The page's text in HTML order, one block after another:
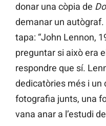
donar una còpia de
demanar un autògraf.
tapa: “John Lennon,
preguntar si això era
respondre que sí.
dedicatòries més i un
fotografia junts, una
vana anar a l’estudi